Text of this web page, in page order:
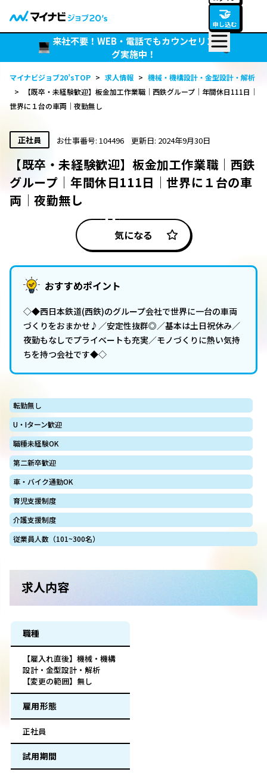
🤝
申し込む
来社不要！WEB・電話でもカウンセリン
グ実施中！
マイナビジョブ20’sTOP > 求人情報 > 機械・機構設計・金型設計・解析
>
【既卒・未経験歓迎】板金加工作業職│西鉄グループ│年間休日111日│
世界に１台の車両│夜勤無し
正社員 お仕事番号: 104496 更新日: 2024年9月30日
【既卒・未経験歓迎】板金加工作業職│西鉄
グループ│年間休日111日│世界に１台の車
両│夜勤無し
気になる
おすすめポイント
◇◆西日本鉄道(西鉄)のグループ会社で世界に一台の車両
づくりをおまかせ♪／安定性抜群◎／基本は土日祝休み／
夜勤もなしでプライベートも充実／モノづくりに熱い気持
ちを持つ会社です◆◇
転勤無し
U・Iターン歓迎
職種未経験OK
第二新卒歓迎
車・バイク通勤OK
育児支援制度
介護支援制度
従業員人数（101~300名）
求人内容
職種
【雇入れ直後】機械・機構
設計・金型設計・解析
【変更の範囲】無し
雇用形態
正社員
試用期間